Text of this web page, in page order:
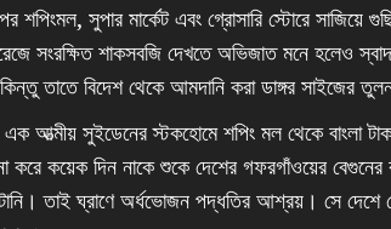
সুপার মার্কেট এবং গ্রোসারি স্টোরে সাজিয়ে
সংরক্ষিত শাকসবজি দেখতে অভিজাত মনে হলেও
তাতে বিদেশ থেকে আমদানি করা ডাঙ্গর সাইজের
সুইডেনের স্টকহোমে শপিং মল থেকে বাংলা
করে কয়েক দিন নাকে শুকে দেশের গফরগাঁওয়ের
তাই ঘ্রাণে অর্ধভোজন পদ্ধতির আশ্রয়। ‌সে দেশে